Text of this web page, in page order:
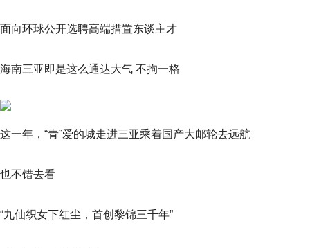
面向环球公开选聘高端措置东谈主才
海南三亚即是这么通达大气 不拘一格
这一年，“青”爱的城走进三亚乘着国产大邮轮去远航
也不错去看
“九仙织女下红尘，首创黎锦三千年”